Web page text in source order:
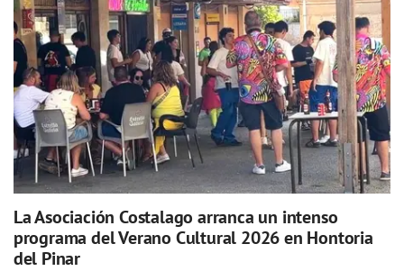
La Asociación Costalago arranca un intenso
programa del Verano Cultural 2026 en Hontoria
del Pinar